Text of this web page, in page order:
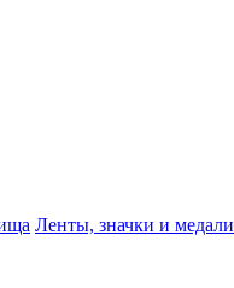
Ленты, значки и медали